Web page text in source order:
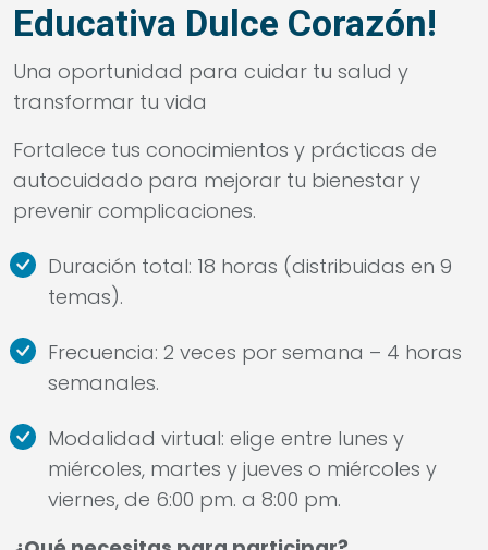
Educativa Dulce Corazón!
Una oportunidad para cuidar tu salud y
transformar tu vida
Fortalece tus conocimientos y prácticas de
autocuidado para mejorar tu bienestar y
prevenir complicaciones.
Duración total: 18 horas (distribuidas en 9
temas).
Frecuencia: 2 veces por semana – 4 horas
semanales.
Modalidad virtual: elige entre lunes y
miércoles, martes y jueves o miércoles y
viernes, de 6:00 pm. a 8:00 pm.